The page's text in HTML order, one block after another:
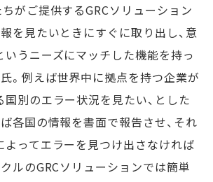
がご提供するGRCソリューション
を見たいときにすぐに取り出し、意
うニーズにマッチした機能を持っ
。例えば世界中に拠点を持つ企業が
別のエラー状況を見たい、とした
各国の情報を書面で報告させ、それ
よってエラーを見つけ出さなければ
ルのGRCソリューションでは簡単